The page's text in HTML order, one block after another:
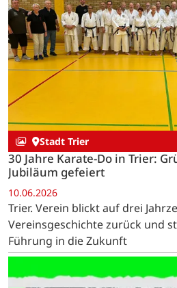
Stadt Trier
30 Jahre Karate-Do in Trier:
Jubiläum gefeiert
10.06.2026
Trier. Verein blickt auf drei
Vereinsgeschichte zurück und
Führung in die Zukunft